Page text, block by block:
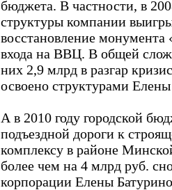
бюджета. В частности, в
структуры компании
восстановление монумента
входа на ВВЦ. В общей
них 2,9 млрд в разгар
освоено структурами
А в 2010 году городской
подъездной дороги к
комплексу в районе
более чем на 4 млрд руб.
корпорации Елены